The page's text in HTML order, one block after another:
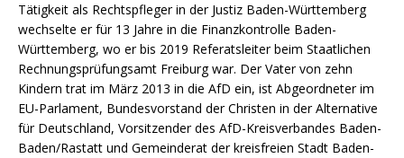
Tätigkeit als Rechtspfleger in der Justiz Baden-Württemberg
wechselte er für 13 Jahre in die Finanzkontrolle Baden-
Württemberg, wo er bis 2019 Referatsleiter beim Staatlichen
Rechnungsprüfungsamt Freiburg war. Der Vater von zehn
Kindern trat im März 2013 in die AfD ein, ist Abgeordneter im
EU-Parlament, Bundesvorstand der Christen in der Alternative
für Deutschland, Vorsitzender des AfD-Kreisverbandes Baden-
Baden/Rastatt und Gemeinderat der kreisfreien Stadt Baden-